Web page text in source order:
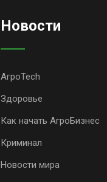
Новости
АгроTech
Здоровье
Как начать АгроБизнес
Криминал
Новости мира